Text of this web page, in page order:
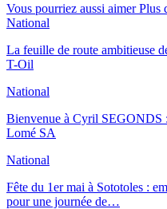
Vous pourriez aussi aimer Plus
National
La feuille de route ambitieuse
T-Oil
National
Bienvenue à Cyril SEGONDS
Lomé SA
National
Fête du 1er mai à Sototoles :
pour une journée de…